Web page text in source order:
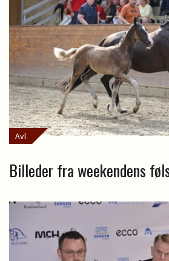
Avl
Billeder fra weekendens